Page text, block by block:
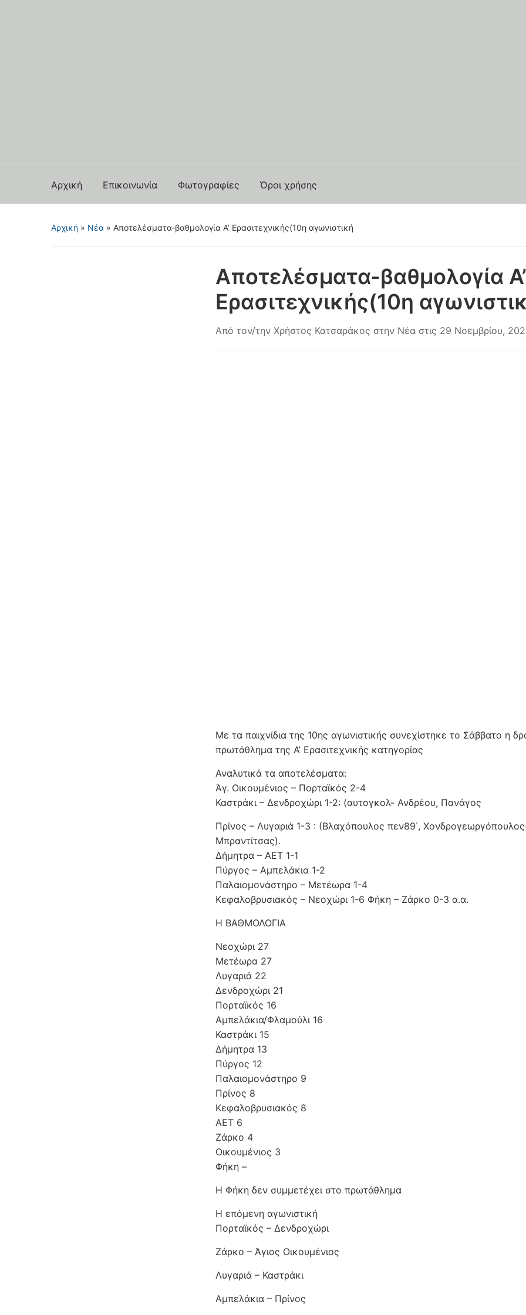
Αρχική Επικοινωνία Φωτογραφίες Όροι χρήσης
Αρχική » Νέα » Αποτελέσματα-βαθμολογία Α’ Ερασιτεχνικής(10η αγωνιστική
Αποτελέσματα-βαθμολογία Α’
Ερασιτεχνικής(10η
Από τον/την Χρήστος Κατσαράκος στην Νέα στις 29 Νοεμβρίου,
Με τα παιχνίδια της 10ης αγωνιστικής συνεχίστηκε το Σάββατο η
πρωτάθλημα της Α’ Ερασιτεχνικής κατηγορίας
Αναλυτικά τα αποτελέσματα:
Άγ. Οικουμένιος – Πορταϊκός 2-4
Καστράκι – Δενδροχώρι 1-2: (αυτογκολ- Ανδρέου, Πανάγος
Πρίνος – Λυγαριά 1-3 : (Βλαχόπουλος πεν89΄,
Μπραντίτσας).
Δήμητρα – ΑΕΤ 1-1
Πύργος – Αμπελάκια 1-2
Παλαιομονάστηρο – Μετέωρα 1-4
Κεφαλοβρυσιακός – Νεοχώρι 1-6 Φήκη – Ζάρκο 0-3 α.α.
Η ΒΑΘΜΟΛΟΓΙΑ
Νεοχώρι 27
Μετέωρα 27
Λυγαριά 22
Δενδροχώρι 21
Πορταϊκός 16
Αμπελάκια/Φλαμούλι 16
Καστράκι 15
Δήμητρα 13
Πύργος 12
Παλαιομονάστηρο 9
Πρίνος 8
Κεφαλοβρυσιακός 8
ΑΕΤ 6
Ζάρκο 4
Οικουμένιος 3
Φήκη –
Η Φήκη δεν συμμετέχει στο πρωτάθλημα
Η επόμενη αγωνιστική
Πορταϊκός – Δενδροχώρι
Ζάρκο – Άγιος Οικουμένιος
Λυγαριά – Καστράκι
Αμπελάκια – Πρίνος